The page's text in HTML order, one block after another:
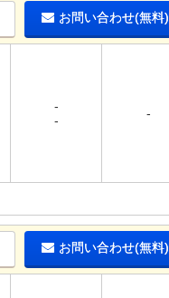
お問い合わせ(無料)
-
-
-
お問い合わせ(無料)